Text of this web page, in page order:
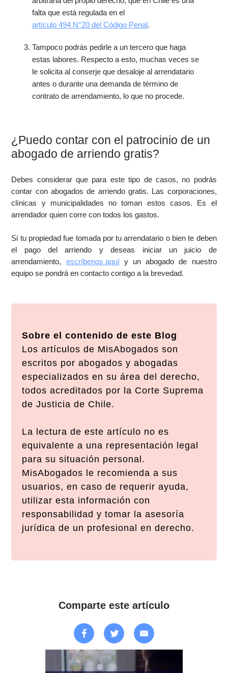
falta que está regulada en el
artículo 494 N°20 del Código Penal.
Tampoco podrás pedirle a un tercero que haga
estas labores. Respecto a esto, muchas veces se
le solicita al conserje que desaloje al arrendatario
antes o durante una demanda de término de
contrato de arrendamiento, lo que no procede.
¿Puedo contar con el patrocinio de un
abogado de arriendo gratis?
Debes considerar que para este tipo de casos, no podrás
contar con abogados de arriendo gratis. Las corporaciones,
clínicas y municipalidades no toman estos casos. Es el
arrendador quien corre con todos los gastos.
Si tu propiedad fue tomada por tu arrendatario o bien te deben
el pago del arriendo y deseas iniciar un juicio de
arrendamiento, escríbenos aquíy un abogado de nuestro
equipo se pondrá en contacto contigo a la brevedad.
Sobre el contenido de este Blog
Los artículos de MisAbogados son
escritos por abogados y abogadas
especializados en su área del derecho,
todos acreditados por la Corte Suprema
de Justicia de Chile.
La lectura de este artículo no es
equivalente a una representación legal
para su situación personal.
MisAbogados le recomienda a sus
usuarios, en caso de requerir ayuda,
utilizar esta información con
responsabilidad y tomar la asesoría
jurídica de un profesional en derecho.
Comparte este artículo